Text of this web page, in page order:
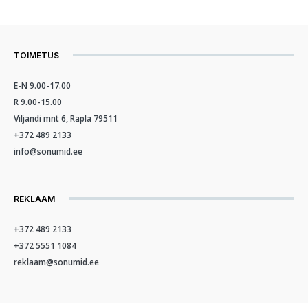
TOIMETUS
E-N 9.00-17.00
R 9.00-15.00
Viljandi mnt 6, Rapla 79511
+372 489 2133
info@sonumid.ee
REKLAAM
+372 489 2133
+372 5551 1084
reklaam@sonumid.ee